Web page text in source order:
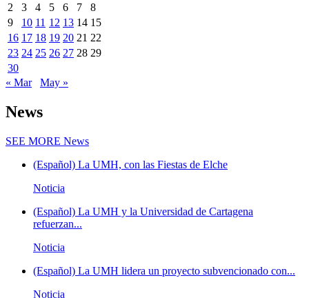
2
3 4 5 6 7
8
9
10 11 12 13 14 15
16 17 18 19 20 21 22
23 24 25 26 27 28 29
30
« Mar
May »
News
SEE MORE News
(Español) La UMH, con las Fiestas de Elche
Noticia
(Español) La UMH y la Universidad de Cartagena
refuerzan...
Noticia
(Español) La UMH lidera un proyecto subvencionado con...
Noticia